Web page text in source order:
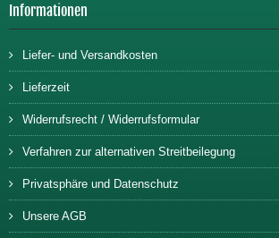
Informationen
Liefer- und Versandkosten
Lieferzeit
Widerrufsrecht / Widerrufsformular
Verfahren zur alternativen Streitbeilegung
Privatsphäre und Datenschutz
Unsere AGB